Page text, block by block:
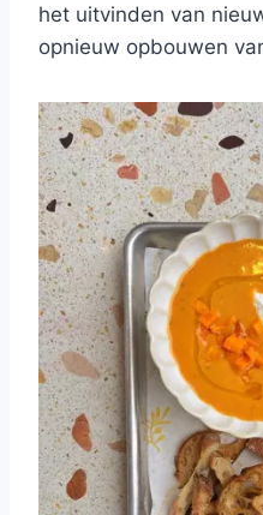
het uitvinden van
opnieuw opbouwen